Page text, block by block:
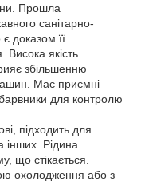
Прошла
санітарно-
доказом її
Висока якість
збільшенню
Має приємні
для контролю
підходить для
інших. Рідина
що стікається.
охолодження або з